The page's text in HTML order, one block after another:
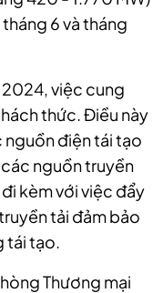
6 và tháng
việc cung
thức. Điều này
điện tái tạo
nguồn truyền
kèm với việc đẩy
tải đảm bảo
tái tạo.
Thương mại